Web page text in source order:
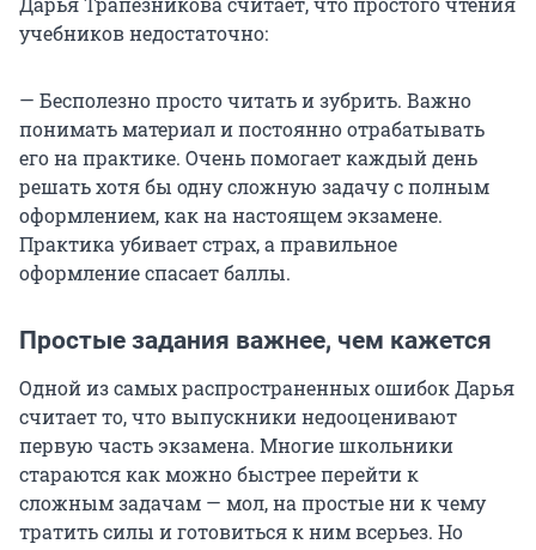
учебников недостаточно:
— Бесполезно просто читать и зубрить. Важно
понимать материал и постоянно отрабатывать
его на практике. Очень помогает каждый день
решать хотя бы одну сложную задачу с полным
оформлением, как на настоящем экзамене.
Практика убивает страх, а правильное
оформление спасает баллы.
Простые задания важнее, чем кажется
Одной из самых распространенных ошибок Дарья
считает то, что выпускники недооценивают
первую часть экзамена. Многие школьники
стараются как можно быстрее перейти к
сложным задачам — мол, на простые ни к чему
тратить силы и готовиться к ним всерьез. Но